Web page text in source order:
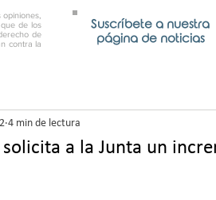
de los
de
contra la
Suscríbete a nuestra
página de noticias
solicita a la Junta un
4 min de lectura